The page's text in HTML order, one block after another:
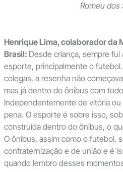
Romeu dos
Henrique Lima, colaborador da
Brasil: Desde criança, sempre
esporte, principalmente o
colegas, a resenha não
mas já dentro do ônibus com
Independentemente de vitória ou
pena. O esporte é sobre isso,
construída dentro do ônibus, o
O ônibus, assim como o futebol,
confraternização e de união e é
quando lembro desses